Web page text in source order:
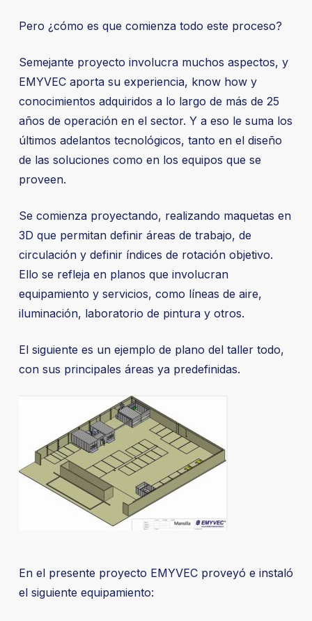
Pero ¿cómo es que comienza todo este proceso?
Semejante proyecto involucra muchos aspectos, y
EMYVEC aporta su experiencia, know how y
conocimientos adquiridos a lo largo de más de 25
años de operación en el sector. Y a eso le suma los
últimos adelantos tecnológicos, tanto en el diseño
de las soluciones como en los equipos que se
proveen.
Se comienza proyectando, realizando maquetas en
3D que permitan definir áreas de trabajo, de
circulación y definir índices de rotación objetivo.
Ello se refleja en planos que involucran
equipamiento y servicios, como líneas de aire,
iluminación, laboratorio de pintura y otros.
El siguiente es un ejemplo de plano del taller todo,
con sus principales áreas ya predefinidas.
En el presente proyecto EMYVEC proveyó e instaló
el siguiente equipamiento: